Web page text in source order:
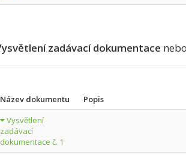
zadávací dokumentace
Název dokumentu
Popis
Vysvětlení
zadávací
dokumentace č. 1